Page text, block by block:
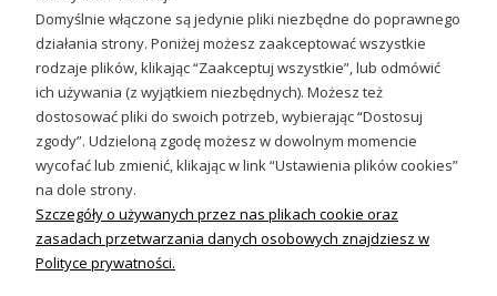
uznania dla jego wyjątkowości.
Sprawdź ofertę koszulek King w
Escobart!
W sklepie Escobart oferujemy
odzież męską z nadrukiem
King, która może stać się nieodłączną częścią Twojej
garderoby. Wyraź swój styl z naszymikoszulkami z
napisem King
gotowy na każdą okazję. Nie czekaj dłużej – przekonaj się,
dlaczegokoszulki King są znakiem rozpoznawczym
męskiego stylu!
Sprawdź nasze social media
Domyślnie włączone są jedynie pliki niezbędne do poprawnego
działania strony. Poniżej możesz zaakceptować wszystkie
rodzaje plików, klikając “Zaakceptuj wszystkie”, lub odmówić
ich używania (z wyjątkiem niezbędnych). Możesz też
dostosować pliki do swoich potrzeb, wybierając “Dostosuj
zgody”. Udzieloną zgodę możesz w dowolnym momencie
wycofać lub zmienić, klikając w link “Ustawienia plików cookies”
na dole strony.
Szczegóły o używanych przez nas plikach cookie oraz
zasadach przetwarzania danych osobowych znajdziesz w
Polityce prywatności.